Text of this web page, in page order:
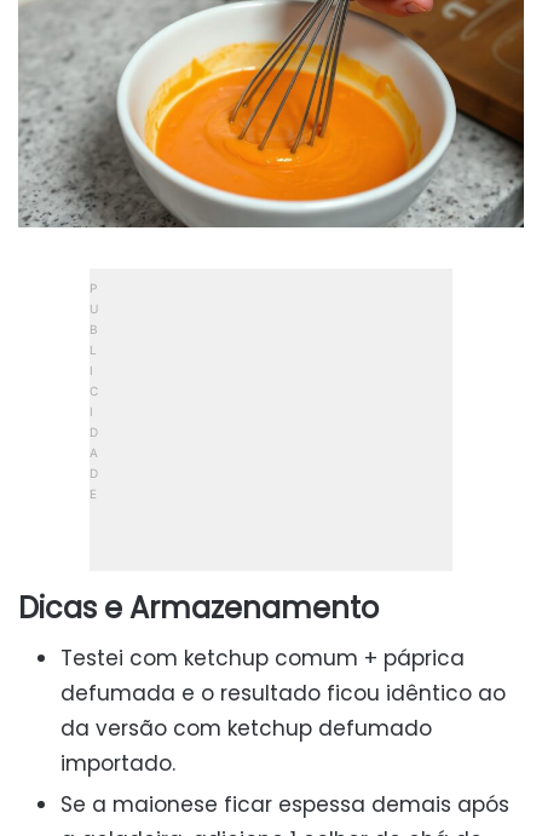
Dicas e Armazenamento
Testei com ketchup comum + páprica
defumada e o resultado ficou idêntico ao
da versão com ketchup defumado
importado.
Se a maionese ficar espessa demais após